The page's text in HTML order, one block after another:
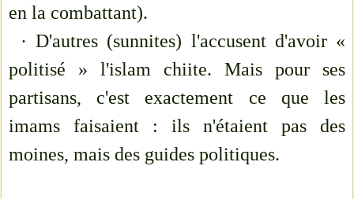
en la combattant).
· D'autres (sunnites) l'accusent d'avoir «
politisé » l'islam chiite. Mais pour ses
partisans, c'est exactement ce que les
imams faisaient : ils n'étaient pas des
moines, mais des guides politiques.